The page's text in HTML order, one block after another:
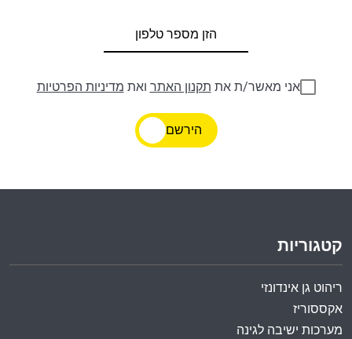
אני מאשר/ת את תקנון האתר ואת מדיניות הפרטיות
הירשם
קטגוריות
ריהוט גן אינדונזי
אקססוריז
מערכות ישיבה לגינה